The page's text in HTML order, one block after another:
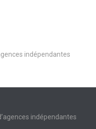
indépendantes
indépendantes